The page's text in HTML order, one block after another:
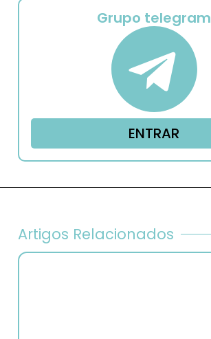
Grupo telegram
ENTRAR
Artigos Relacionados